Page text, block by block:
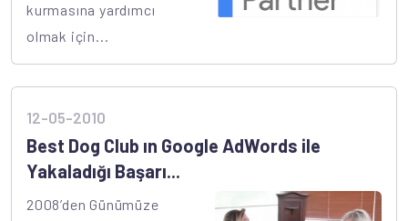
kurmasına yardımcı
olmak için...
12-05-2010
Best Dog Club ın Google AdWords ile
Yakaladığı Başarı...
2008’den Günümüze